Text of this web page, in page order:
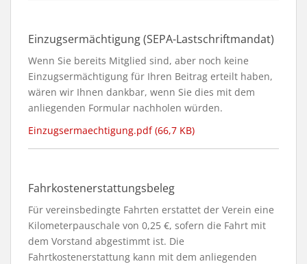
Einzugsermächtigung (SEPA-Lastschriftmandat)
Wenn Sie bereits Mitglied sind, aber noch keine
Einzugsermächtigung für Ihren Beitrag erteilt haben,
wären wir Ihnen dankbar, wenn Sie dies mit dem
anliegenden Formular nachholen würden.
Einzugsermaechtigung.pdf (66,7 KB)
Fahrkostenerstattungsbeleg
Für vereinsbedingte Fahrten erstattet der Verein eine
Kilometerpauschale von 0,25 €, sofern die Fahrt mit
dem Vorstand abgestimmt ist. Die
Fahrtkostenerstattung kann mit dem anliegenden